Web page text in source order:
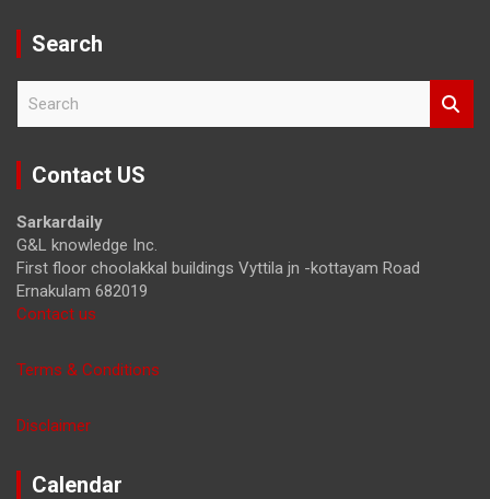
Search
r
Contact US
Sarkardaily
G&L knowledge Inc.
First floor choolakkal buildings Vyttila jn -kottayam Road
Ernakulam 682019
Contact us
Terms & Conditions
Disclaimer
Calendar